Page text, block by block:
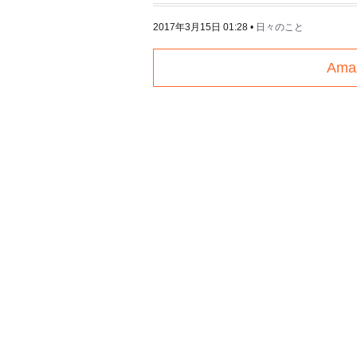
2017年3月15日 01:28 • 日々のこと